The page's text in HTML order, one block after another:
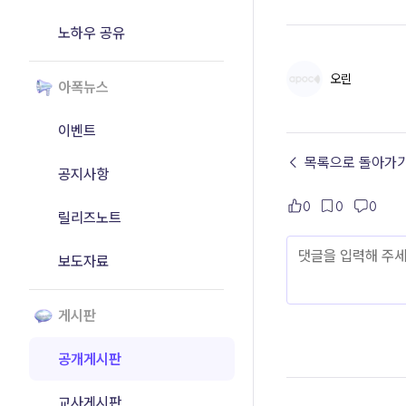
노하우 공유
아폭뉴스
이벤트
공지사항
릴리즈노트
보도자료
게시판
공개게시판
교사게시판
오린
← 목록으로 돌아가
0 0 0